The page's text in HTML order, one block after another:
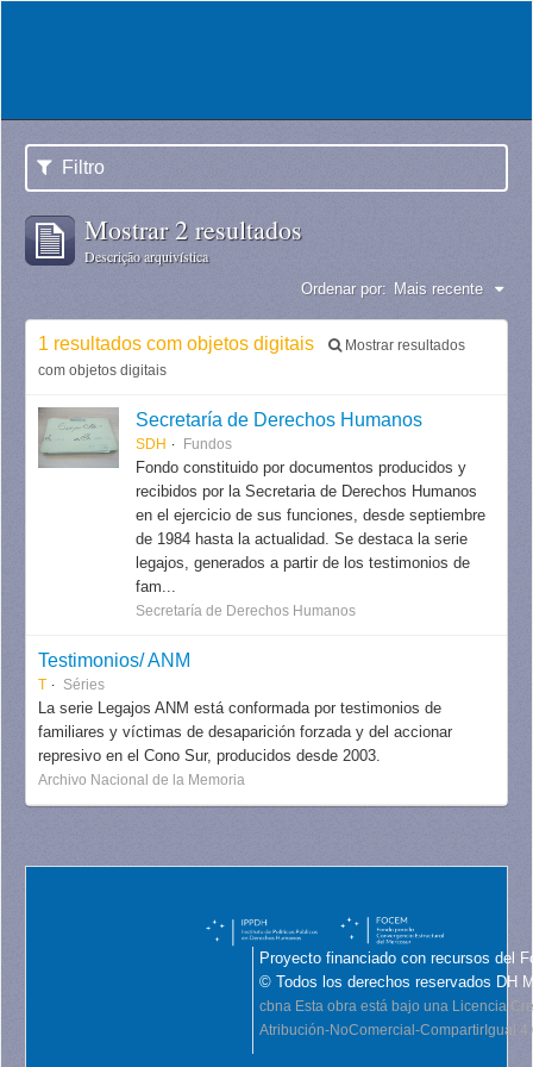
Filtro
Mostrar 2 resultados
Descrição arquivística
Ordenar por: Mais recente
1 resultados com objetos digitais
Mostrar resultados
com objetos digitais
Secretaría de Derechos Humanos
SDH Fundos
Fondo constituido por documentos producidos y
recibidos por la Secretaria de Derechos Humanos
en el ejercicio de sus funciones, desde septiembre
de 1984 hasta la actualidad. Se destaca la serie
legajos, generados a partir de los testimonios de
fam...
Secretaría de Derechos Humanos
Testimonios/ ANM
T Séries
La serie Legajos ANM está conformada por testimonios de
familiares y víctimas de desaparición forzada y del accionar
represivo en el Cono Sur, producidos desde 2003.
Archivo Nacional de la Memoria
Proyecto financiado con recursos del
© Todos los derechos reservados DH
cbna Esta obra está bajo una Licencia
Atribución-NoComercial-CompartirIgual